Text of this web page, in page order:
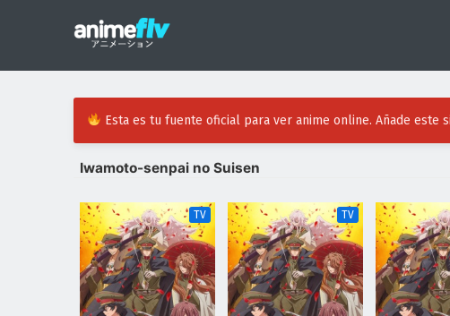
Esta es tu fuente oficial para ver anime online. Añade este
Iwamoto-senpai no Suisen
TV TV